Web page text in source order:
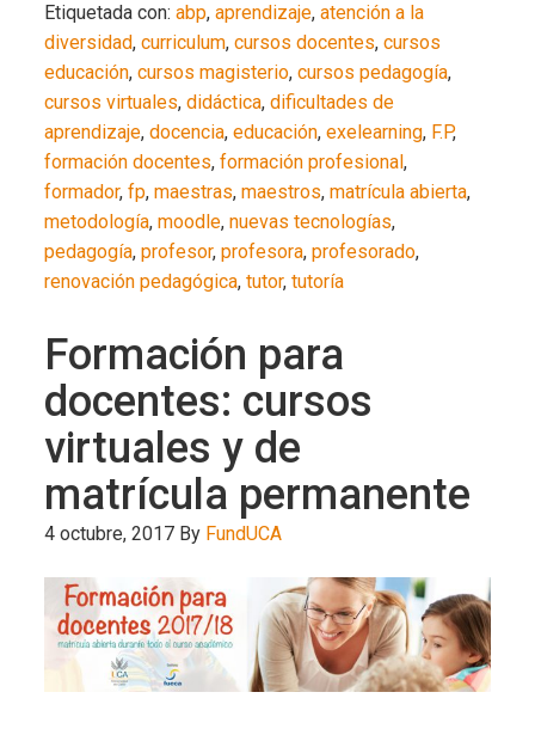
Etiquetada con:abp,aprendizaje,atención a la
diversidad,curriculum,cursos docentes,cursos
educación,cursos magisterio,cursos pedagogía,
cursos virtuales,didáctica,dificultades de
aprendizaje,docencia,educación,exelearning, F.P,
formación docentes,formación profesional,
formador,fp,maestras,maestros,matrícula abierta,
metodología,moodle,nuevas tecnologías,
pedagogía,profesor,profesora,profesorado,
renovación pedagógica,tutor,tutoría
Formación para
docentes: cursos
virtuales y de
matrícula permanente
4 octubre, 2017 By FundUCA